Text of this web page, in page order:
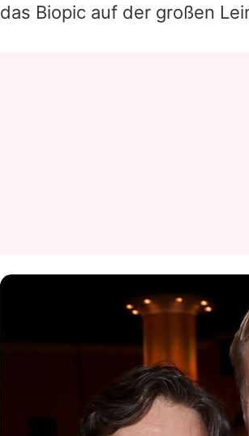
das Biopic auf der großen